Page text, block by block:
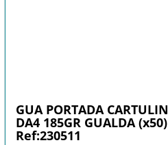
GUA PORTADA
DA4 185GR GUALDA (x50)
Ref:230511